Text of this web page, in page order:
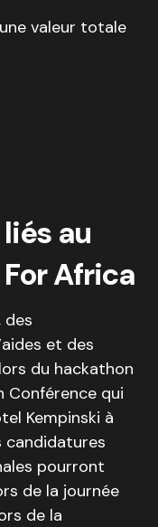
valeur totale
au
Africa
des
et des
du hackathon
Conférence qui
Kempinski à
candidatures
pourront
de la journée
de la